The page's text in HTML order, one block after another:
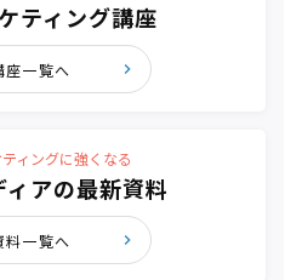
ティング講座
座一覧へ
ィングに強くなる
アの最新資料
料一覧へ